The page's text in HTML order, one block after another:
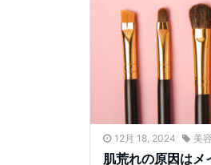
12月 18, 2024 美容
肌荒れの原因は